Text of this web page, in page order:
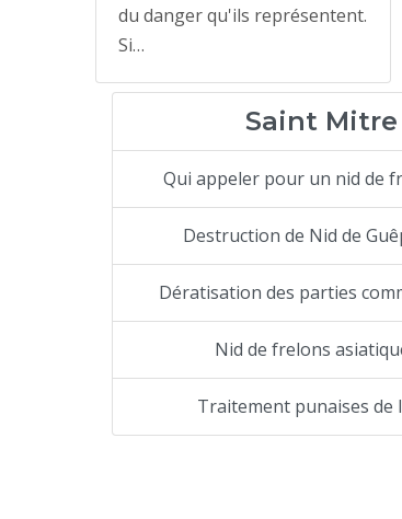
du danger qu'ils représentent.
Si…
Saint
Qui appeler pour un nid de
Destruction de Nid de
Dératisation des parties
Nid de frelons
Traitement punaises de